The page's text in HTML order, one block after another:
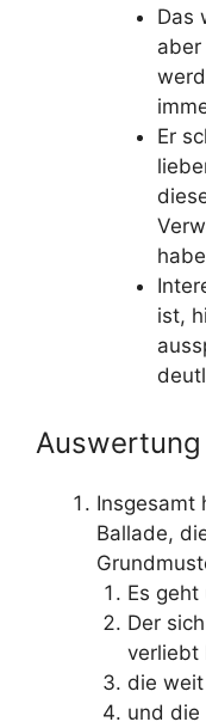
Das
aber
Er
ist,
Insgesamt
Ballade,
Es geht
Der
verliebt
die
und die